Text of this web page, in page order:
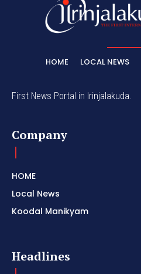
HOME LOCAL NEWS
First News Portal in Irinjalakuda.
Company
HOME
Local News
Koodal Manikyam
Headlines